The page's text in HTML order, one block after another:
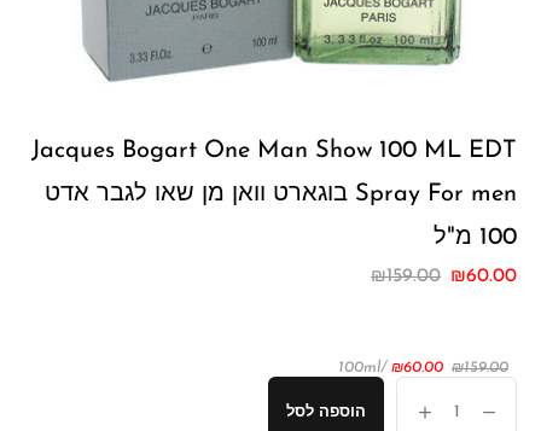
Jacques Bogart One Man Show 100 ML EDT
Spray For men בוגארט וואן מן שאו לגבר אדט
100 מ"ל
₪159.00 ₪60.00
₪159.00
₪60.00
/100ml
הוספה לסל